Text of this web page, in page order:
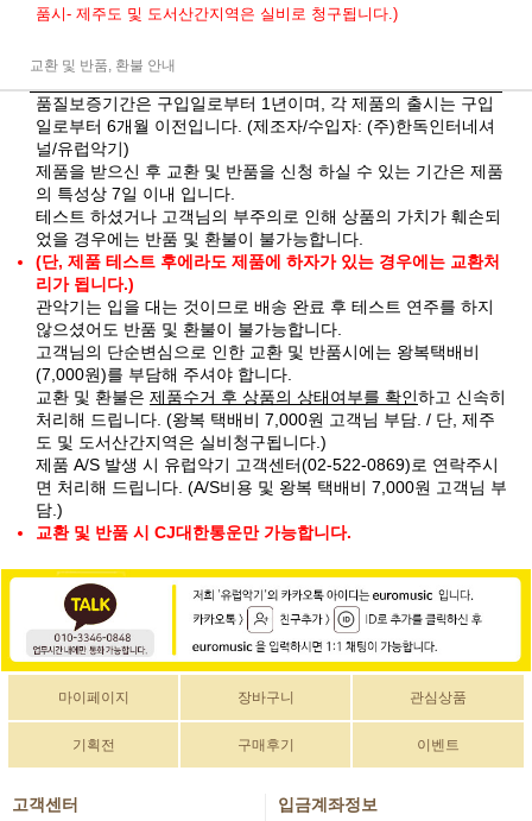
품시- 제주도 및 도서산간지역은 실비로 청구됩니다.)
교환 및 반품, 환불 안내
품질보증기간은 구입일로부터 1년이며, 각 제품의 출시는 구입
일로부터 6개월 이전입니다. (제조자/수입자: (주)한독인터네셔
널/유럽악기)
제품을 받으신 후 교환 및 반품을 신청 하실 수 있는 기간은 제품
의 특성상 7일 이내 입니다.
테스트 하셨거나 고객님의 부주의로 인해 상품의 가치가 훼손되
었을 경우에는 반품 및 환불이 불가능합니다.
(단, 제품 테스트 후에라도 제품에 하자가 있는 경우에는 교환처
리가 됩니다.)
관악기는 입을 대는 것이므로 배송 완료 후 테스트 연주를 하지
않으셨어도 반품 및 환불이 불가능합니다.
고객님의 단순변심으로 인한 교환 및 반품시에는 왕복택배비
(7,000원)를 부담해 주셔야 합니다.
교환 및 환불은 제품수거 후 상품의 상태여부를 확인하고 신속히
처리해 드립니다. (왕복 택배비 7,000원 고객님 부담. / 단, 제주
도 및 도서산간지역은 실비청구됩니다.)
제품 A/S 발생 시 유럽악기 고객센터(02-522-0869)로 연락주시
면 처리해 드립니다. (A/S비용 및 왕복 택배비 7,000원 고객님 부
담.)
교환 및 반품 시 CJ대한통운만 가능합니다.
마이페이지 장바구니 관심상품
기획전 구매후기 이벤트
고객센터 입금계좌정보